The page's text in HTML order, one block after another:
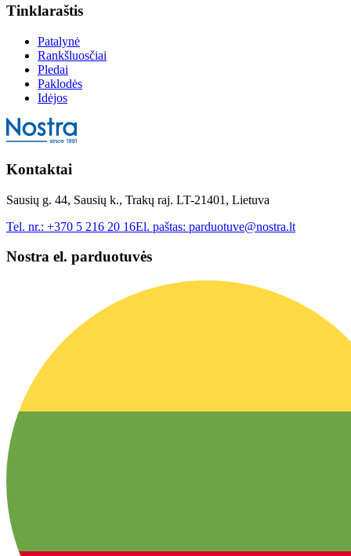
Tinklaraštis
Patalynė
Rankšluosčiai
Pledai
Paklodės
Idėjos
Kontaktai
Sausių g. 44, Sausių k., Trakų raj. LT-21401, Lietuva
Tel. nr.: +370 5 216 20 16El. paštas: parduotuve@nostra.lt
Nostra el. parduotuvės